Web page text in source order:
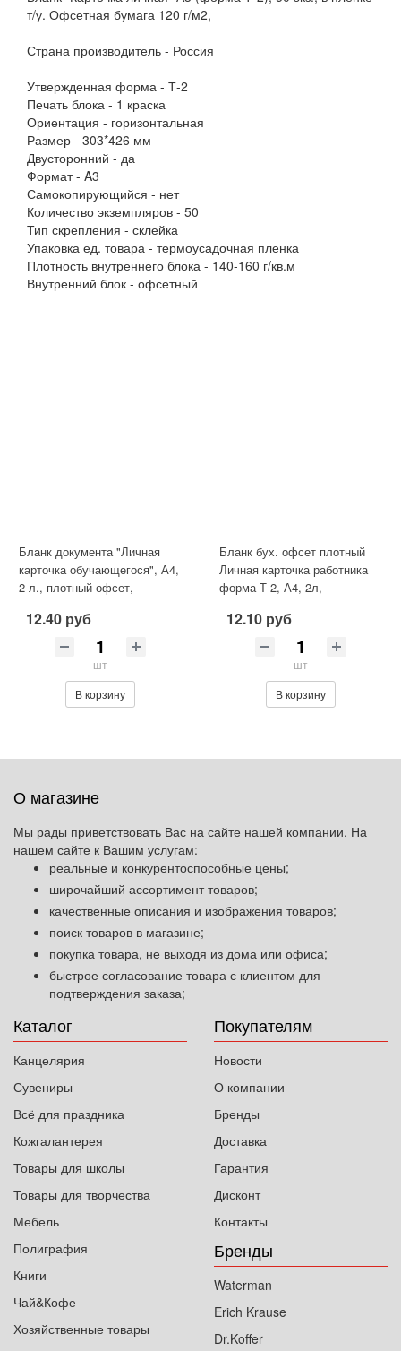
т/у. Офсетная бумага 120 г/м2,
Страна производитель - Россия
Утвержденная форма - Т-2
Печать блока - 1 краска
Ориентация - горизонтальная
Размер - 303*426 мм
Двусторонний - да
Формат - A3
Самокопирующийся - нет
Количество экземпляров - 50
Тип скрепления - склейка
Упаковка ед. товара - термоусадочная пленка
Плотность внутреннего блока - 140-160 г/кв.м
Внутренний блок - офсетный
Бланк документа "Личная
карточка обучающегося", А4,
2 л., плотный офсет,
12.40 руб
шт
В корзину
Бланк бух. офсет плотный
Личная карточка работника
форма Т-2, А4, 2л,
12.10 руб
шт
В корзину
О магазине
Мы рады приветствовать Вас на сайте нашей компании. На
нашем сайте к Вашим услугам:
реальные и конкурентоспособные цены;
широчайший ассортимент товаров;
качественные описания и изображения товаров;
поиск товаров в магазине;
покупка товара, не выходя из дома или офиса;
быстрое согласование товара с клиентом для
подтверждения заказа;
Каталог
Канцелярия
Сувениры
Всё для праздника
Кожгалантерея
Товары для школы
Товары для творчества
Мебель
Полиграфия
Книги
Чай&Кофе
Хозяйственные товары
Покупателям
Новости
О компании
Бренды
Доставка
Гарантия
Дисконт
Контакты
Бренды
Waterman
Erich Krause
Dr.Koffer